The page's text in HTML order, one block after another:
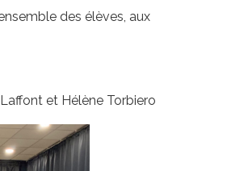
des élèves, aux
et Hélène Torbiero